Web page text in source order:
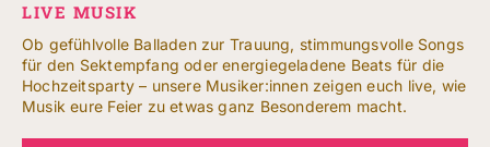
LIVE MUSIK
Ob gefühlvolle Balladen zur Trauung, stimmungsvolle Songs
für den Sektempfang oder energiegeladene Beats für die
Hochzeitsparty – unsere Musiker:innen zeigen euch live, wie
Musik eure Feier zu etwas ganz Besonderem macht.